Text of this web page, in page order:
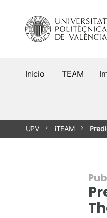
contenido
Inicio iTEAM
UPV iTEAM